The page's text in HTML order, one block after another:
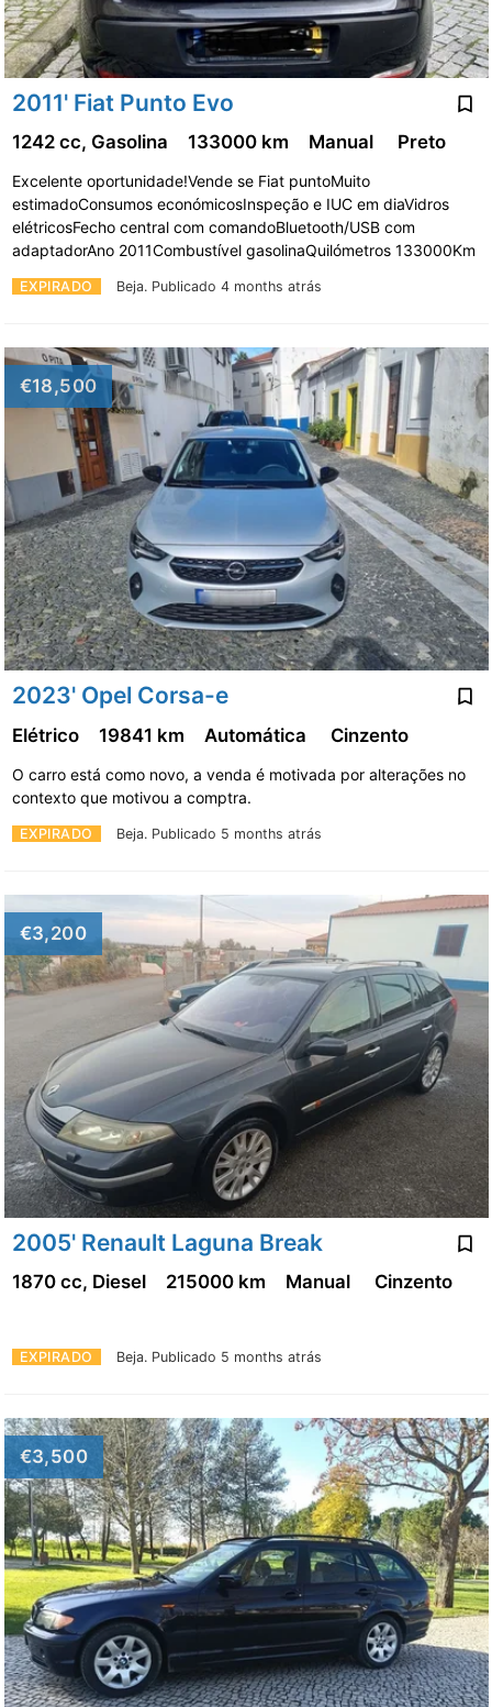
2011' Fiat Punto Evo
EXPIRADO Beja. Publicado 4 months atrás
1242 cc, Gasolina 133000 km Manual Preto
Excelente oportunidade!Vende se Fiat puntoMuito
estimadoConsumos económicosInspeção e IUC em diaVidros
elétricosFecho central com comandoBluetooth/USB com
adaptadorAno 2011Combustível gasolinaQuilómetros 133000Km
€18,500
2023' Opel Corsa-e
EXPIRADO Beja. Publicado 5 months atrás
Elétrico 19841 km Automática Cinzento
O carro está como novo, a venda é motivada por alterações no
contexto que motivou a comptra.
€3,200
2005' Renault Laguna Break
EXPIRADO Beja. Publicado 5 months atrás
1870 cc, Diesel 215000 km Manual Cinzento
€3,500